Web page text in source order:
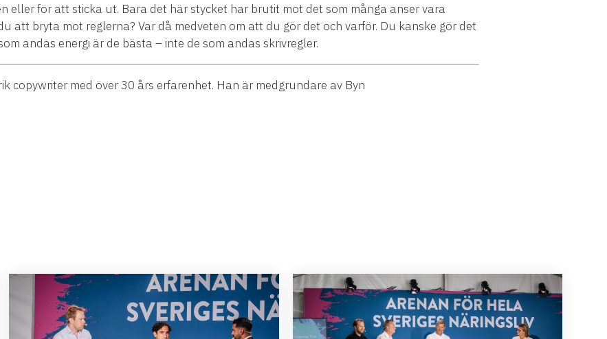
eller för att sticka ut. Bara det här stycket har brutit mot det som många anser vara
att bryta mot reglerna? Var då medveten om att du gör det och varför. Du kanske gör det
andas energi är de bästa – inte de som andas skrivregler.
copywriter med över 30 års erfarenhet. Han är medgrundare av Byn